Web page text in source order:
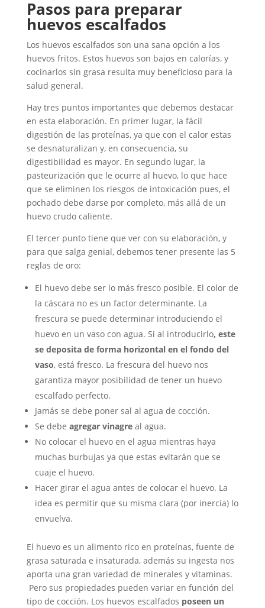
Pasos para preparar
huevos escalfados
Los huevos escalfados son una sana opción a los
huevos fritos. Estos huevos son bajos en calorías, y
cocinarlos sin grasa resulta muy beneficioso para la
salud general.
Hay tres puntos importantes que debemos destacar
en esta elaboración. En primer lugar, la fácil
digestión de las proteínas, ya que con el calor estas
se desnaturalizan y, en consecuencia, su
digestibilidad es mayor. En segundo lugar, la
pasteurización que le ocurre al huevo, lo que hace
que se eliminen los riesgos de intoxicación pues, el
pochado debe darse por completo, más allá de un
huevo crudo caliente.
El tercer punto tiene que ver con su elaboración, y
para que salga genial, debemos tener presente las 5
reglas de oro:
El huevo debe ser lo más fresco posible. El color de
la cáscara no es un factor determinante. La
frescura se puede determinar introduciendo el
huevo en un vaso con agua. Si al introducirlo, este
se deposita de forma horizontal en el fondo del
vaso, está fresco. La frescura del huevo nos
garantiza mayor posibilidad de tener un huevo
escalfado perfecto.
Jamás se debe poner sal al agua de cocción.
Se debe agregar vinagreal agua.
No colocar el huevo en el agua mientras haya
muchas burbujas ya que estas evitarán que se
cuaje el huevo.
Hacer girar el agua antes de colocar el huevo. La
idea es permitir que su misma clara (por inercia) lo
envuelva.
El huevo es un alimento rico en proteínas, fuente de
grasa saturada e insaturada, además su ingesta nos
aporta una gran variedad de minerales y vitaminas.
Pero sus propiedades pueden variar en función del
tipo de cocción. Los huevos escalfados poseen un